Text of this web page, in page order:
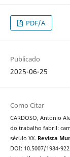
PDF/A
Publicado
2025-06-25
Como Citar
CARDOSO, Antonio
do trabalho fabril:
século XX. Revista
DOI: 10.5007/1984-